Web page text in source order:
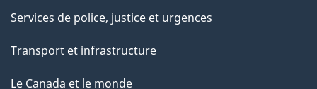
Services de police, justice et urgences
Transport et infrastructure
Le Canada et le monde